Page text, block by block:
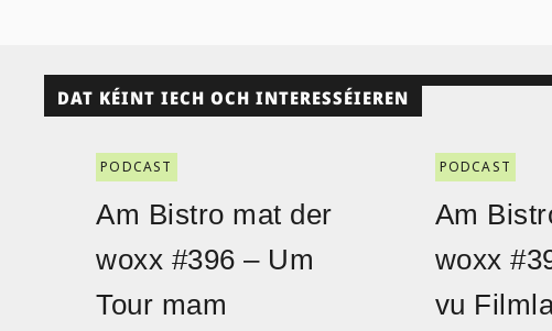
DAT KÉINT IECH OCH INTERESSÉIEREN
PODCAST
Am Bistro mat der
woxx #396 – Um
Tour mam
PODCAST
Am
woxx
vu